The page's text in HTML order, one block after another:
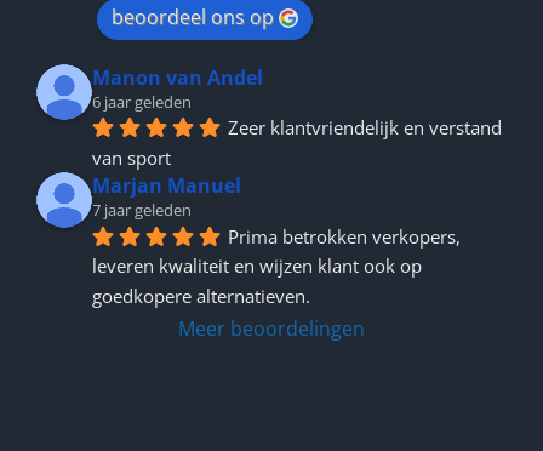
beoordeel ons op
Manon van Andel
6 jaar geleden
Zeer klantvriendelijk en verstand
van sport
Marjan Manuel
7 jaar geleden
Prima betrokken verkopers,
leveren kwaliteit en wijzen klant ook op
goedkopere alternatieven.
Meer beoordelingen